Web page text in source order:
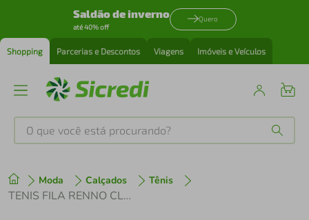
Saldão de inverno
até 40% off
Quero
Shopping Parcerias e Descontos Viagens Imóveis e Veículos
O que você está procurando?
Moda Calçados Tênis
TENIS FILA RENNO CLASSIC SL
1 º tenis